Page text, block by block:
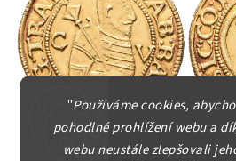
"Používáme cookies,
pohodlné prohlížení webu a
webu neustále zlepšovali